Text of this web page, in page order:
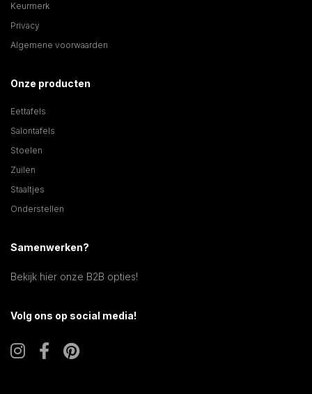
Keurmerk
Privacy
Algemene voorwaarden
Onze producten
Eettafels
Salontafels
Stoelen
Zuilen
Staaltjes
Onderstellen
Samenwerken?
Bekijk hier onze B2B opties!
Volg ons op social media!